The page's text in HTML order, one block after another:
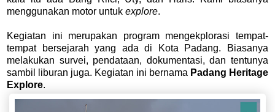
menggunakan motor untuk explore.
Kegiatan ini merupakan program mengekplorasi tempat-
tempat bersejarah yang ada di Kota Padang. Biasanya
melakukan survei, pendataan, dokumentasi, dan tentunya
sambil liburan juga. Kegiatan ini bernama Padang Heritage
Explore.